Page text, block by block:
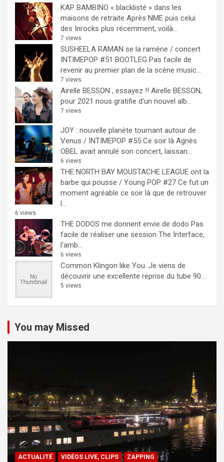
KAP BAMBINO « blacklisté » dans les
maisons de retraite Après NME puis celui
des Inrocks plus récemment, voilà...
7 views
SUSHEELA RAMAN se la ramène / concert
INTIMEPOP #51 BOOTLEG Pas facile de
revenir au premier plan de la scène music...
7 views
Airelle BESSON , essayez !! Airelle BESSON,
pour 2021 nous gratifie d'un nouvel alb...
7 views
JOY : nouvelle planète tournant autour de
Venus / INTIMEPOP #55 Ce soir là Agnès
OBEL avait annulé son concert, laissan...
6 views
THE NORTH BAY MOUSTACHE LEAGUE ont la
barbe qui pousse / Young POP #27 Ce fut un
moment agréable ce soir là que de retrouver
l...
6 views
THE DODOS me donnent envie de dodo Pas
facile de réaliser une session The Interface,
l'amb...
6 views
Common Klingon like You. Je viens de
découvrir une excellente reprise du tube 90...
5 views
You may Missed
ACTUALITÉ VIDÉOS LIVE, CLIPS ZAPPING